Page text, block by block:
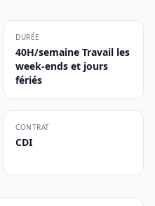
DURÉE
40H/semaine Travail les
week-ends et jours
fériés
CONTRAT
CDI